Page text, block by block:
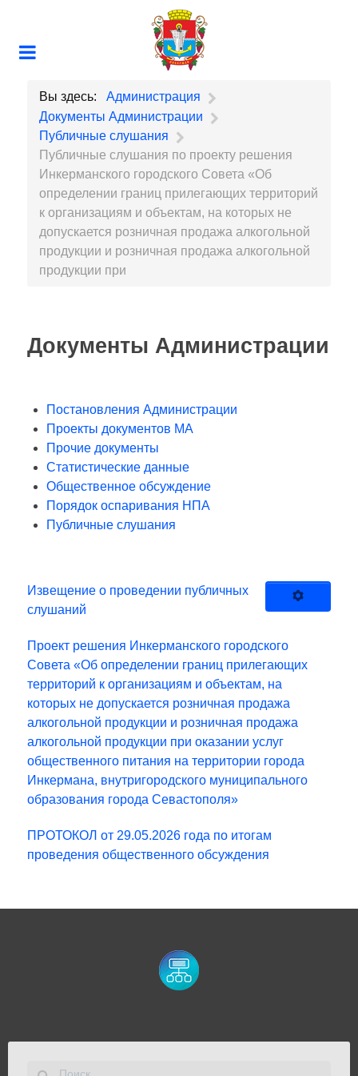
Вы здесь:
Администрация
Документы Администрации
Публичные слушания
Публичные слушания по проекту решения
Инкерманского городского Совета «Об
определении границ прилегающих территорий
к организациям и объектам, на которых не
допускается розничная продажа алкогольной
продукции и розничная продажа алкогольной
продукции при
Документы Администрации
Постановления Администрации
Проекты документов МА
Прочие документы
Статистические данные
Общественное обсуждение
Порядок оспаривания НПА
Публичные слушания
Извещение о проведении публичных
слушаний
Проект решения Инкерманского городского
Совета «Об определении границ прилегающих
территорий к организациям и объектам, на
которых не допускается розничная продажа
алкогольной продукции и розничная продажа
алкогольной продукции при оказании услуг
общественного питания на территории города
Инкермана, внутригородского муниципального
образования города Севастополя»
ПРОТОКОЛ от 29.05.2026 года по итогам
проведения общественного обсуждения